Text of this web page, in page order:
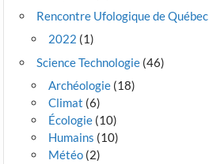
Rencontre Ufologique de Québec
2022 (1)
Science Technologie (46)
Archéologie (18)
Climat (6)
Écologie (10)
Humains (10)
Météo (2)